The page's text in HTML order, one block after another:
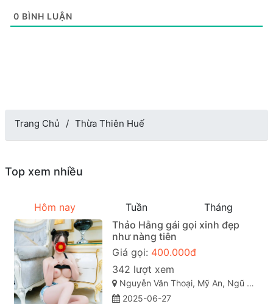
0 BÌNH LUẬN
Trang Chủ Thừa Thiên Huế
Top xem nhiều
Hôm nay Tuần
Tháng
Thảo Hằng gái gọi xinh đẹp
như nàng tiên
Giá gọi: 400.000đ
342 lượt xem
Nguyễn Văn Thoại, Mỹ An, Ngũ Hành Sơn, Đà Nẵng
2025-06-27